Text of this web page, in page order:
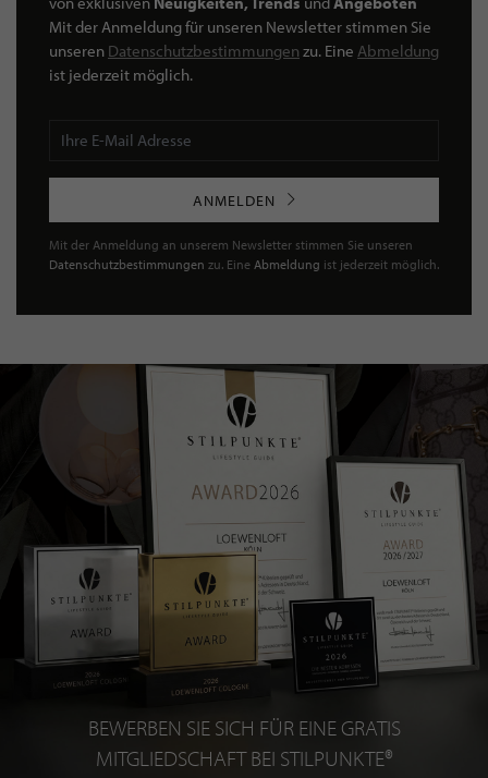
Mit der Anmeldung für unseren Newsletter stimmen Sie
unseren Datenschutzbestimmungen zu. Eine Abmeldung
ist jederzeit möglich.
ANMELDEN
Mit der Anmeldung an unserem Newsletter stimmen Sie unseren
Datenschutzbestimmungen zu. Eine Abmeldung ist jederzeit möglich.
BEWERBEN SIE SICH FÜR EINE GRATIS
MITGLIEDSCHAFT BEI STILPUNKTE®